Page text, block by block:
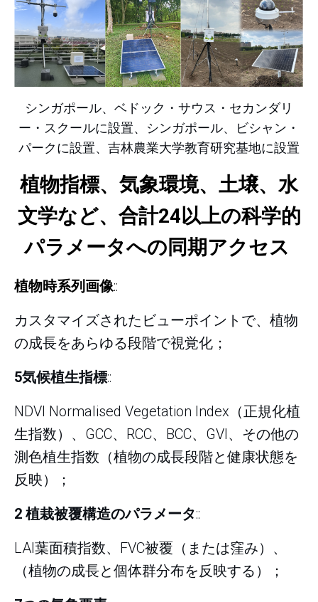
シンガポール、ベドック・サウス・セカンダリ
ー・スクールに設置、シンガポール、ビシャン・
パークに設置、吉林農業大学教育研究基地に設置
植物指標、気象環境、土壌、水
文学など、合計24以上の科学的
パラメータへの同期アクセス
植物時系列画像::
カスタマイズされたビューポイントで、植物
の成長をあらゆる段階で視覚化；
5気候植生指標::
NDVI Normalised Vegetation Index（正規化植
生指数）、GCC、RCC、BCC、GVI、その他の
測色植生指数（植物の成長段階と健康状態を
反映）；
2 植栽被覆構造のパラメータ::
LAI葉面積指数、FVC被覆（または窪み）、
（植物の成長と個体群分布を反映する）；